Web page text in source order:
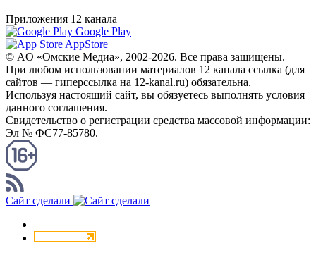
Приложения 12 канала
Google Play
AppStore
© AO «Омские Медиа», 2002-2026. Все права защищены.
При любом использовании материалов 12 канала ссылка (для
сайтов — гиперссылка на 12-kanal.ru) обязательна.
Используя настоящий сайт, вы обязуетесь выполнять условия
данного соглашения.
Свидетельство о регистрации средства массовой информации:
Эл № ФС77-85780.
Сайт сделали